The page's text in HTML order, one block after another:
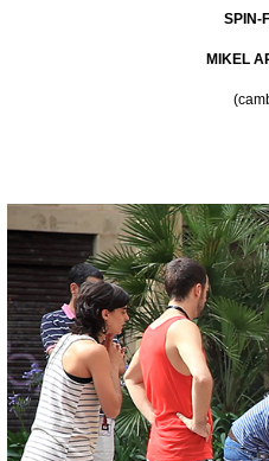
SPIN-
MIKEL